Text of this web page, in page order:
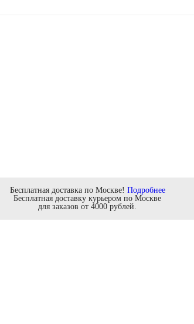
Бесплатная доставка по Москве! Подробнее
Бесплатная доставку курьером по Москве
для заказов от 4000 рублей.